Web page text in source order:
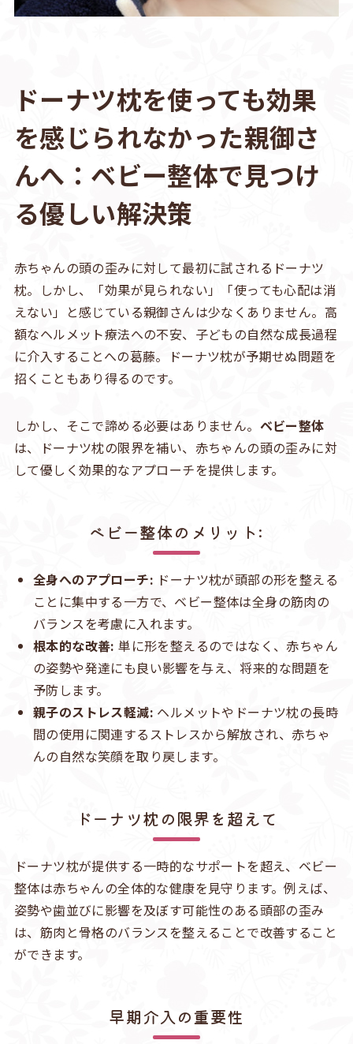
ドーナツ枕を使っても効果
を感じられなかった親御さ
んへ：ベビー整体で見つけ
る優しい解決策
赤ちゃんの頭の歪みに対して最初に試されるドーナツ
枕。しかし、「効果が見られない」「使っても心配は消
えない」と感じている親御さんは少なくありません。高
額なヘルメット療法への不安、子どもの自然な成長過程
に介入することへの葛藤。ドーナツ枕が予期せぬ問題を
招くこともあり得るのです。
しかし、そこで諦める必要はありません。 ベビー整体
は、ドーナツ枕の限界を補い、赤ちゃんの頭の歪みに対
して優しく効果的なアプローチを提供します。
ベビー整体のメリット:
全身へのアプローチ: ドーナツ枕が頭部の形を整える
ことに集中する一方で、ベビー整体は全身の筋肉の
バランスを考慮に入れます。
根本的な改善: 単に形を整えるのではなく、赤ちゃん
の姿勢や発達にも良い影響を与え、将来的な問題を
予防します。
親子のストレス軽減: ヘルメットやドーナツ枕の長時
間の使用に関連するストレスから解放され、赤ちゃ
んの自然な笑顔を取り戻します。
ドーナツ枕の限界を超えて
ドーナツ枕が提供する一時的なサポートを超え、ベビー
整体は赤ちゃんの全体的な健康を見守ります。例えば、
姿勢や歯並びに影響を及ぼす可能性のある頭部の歪み
は、筋肉と骨格のバランスを整えることで改善すること
ができます。
早期介入の重要性